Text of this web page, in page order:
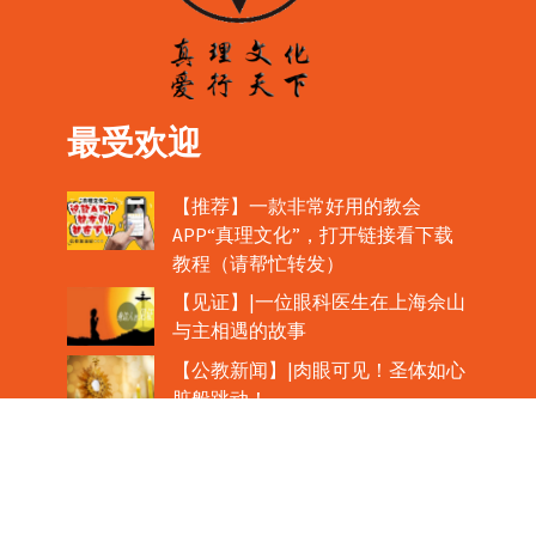
最受欢迎
【推荐】一款非常好用的教会
APP“真理文化”，打开链接看下载
教程（请帮忙转发）
【见证】|一位眼科医生在上海佘山
与主相遇的故事
【公教新闻】|肉眼可见！圣体如心
脏般跳动！